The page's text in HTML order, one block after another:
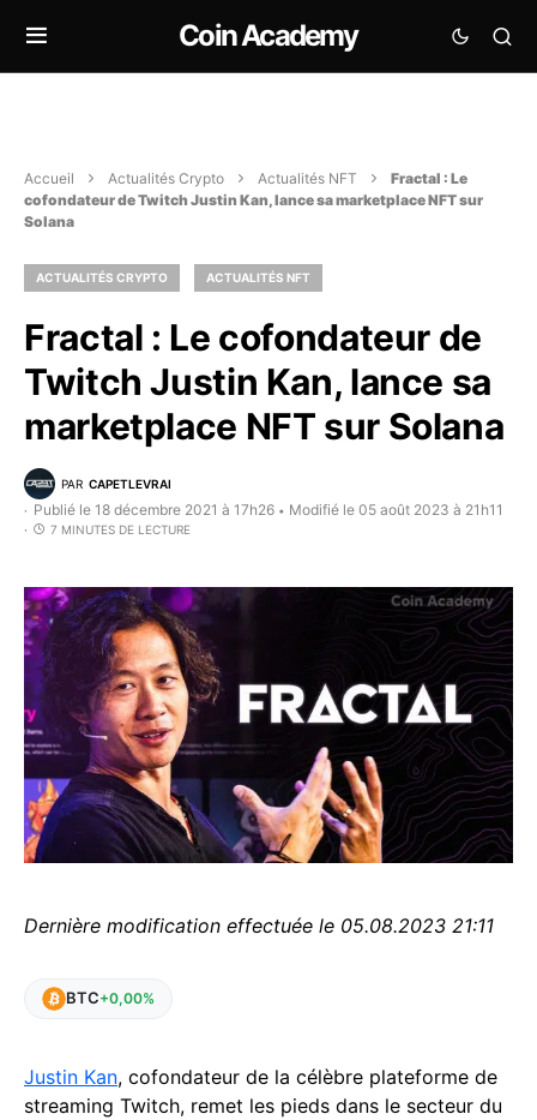
Coin Academy
Accueil Actualités Crypto Actualités NFT
Fractal : Le
cofondateur de Twitch Justin Kan, lance sa marketplace NFT sur
Solana
ACTUALITÉS CRYPTO ACTUALITÉS NFT
Fractal : Le cofondateur de
Twitch Justin Kan, lance sa
marketplace NFT sur Solana
PAR CAPETLEVRAI
Publié le 18 décembre 2021 à 17h26 • Modifié le 05 août 2023 à 21h11
7 MINUTES DE LECTURE
Dernière modification effectuée le 05.08.2023 21:11
BTC+0,00%
Justin Kan, cofondateur de la célèbre plateforme de
streaming Twitch, remet les pieds dans le secteur du